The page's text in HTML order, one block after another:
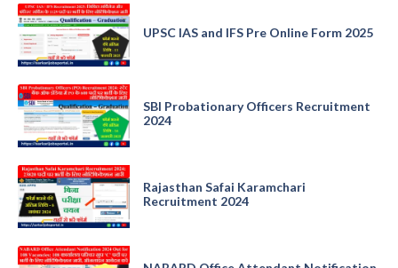
UPSC IAS and IFS Pre Online Form 2025
SBI Probationary Officers Recruitment
2024
Rajasthan Safai Karamchari
Recruitment 2024